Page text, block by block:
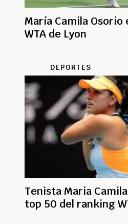
María Camila Osorio
WTA de Lyon
DEPORTES
Tenista Maria
top 50 del ranking